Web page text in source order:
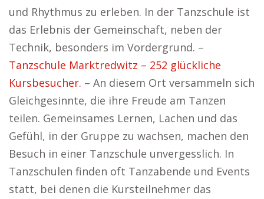
und Rhythmus zu erleben. In der Tanzschule ist
das Erlebnis der Gemeinschaft, neben der
Technik, besonders im Vordergrund. –
Tanzschule Marktredwitz – 252 glückliche
Kursbesucher. – An diesem Ort versammeln sich
Gleichgesinnte, die ihre Freude am Tanzen
teilen. Gemeinsames Lernen, Lachen und das
Gefühl, in der Gruppe zu wachsen, machen den
Besuch in einer Tanzschule unvergesslich. In
Tanzschulen finden oft Tanzabende und Events
statt, bei denen die Kursteilnehmer das